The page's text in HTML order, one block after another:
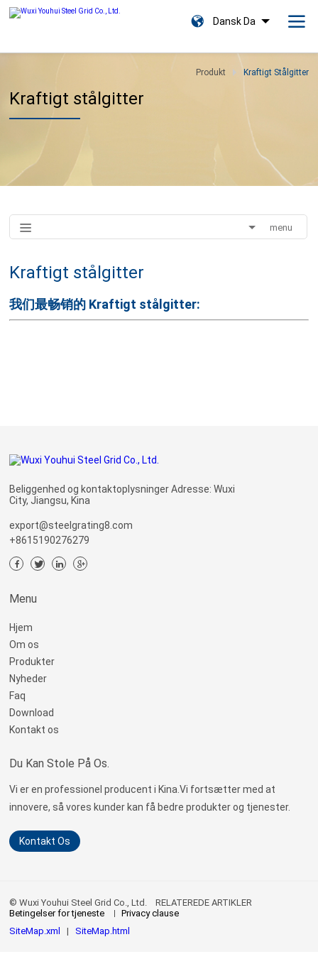
Dansk Da
Produkt Kraftigt Stålgitter
Kraftigt stålgitter
menu
Kraftigt stålgitter
我们最畅销的 Kraftigt stålgitter:
Beliggenhed og kontaktoplysninger Adresse: Wuxi
City, Jiangsu, Kina
export@steelgrating8.com
+8615190276279
Menu
Hjem
Om os
Produkter
Nyheder
Faq
Download
Kontakt os
Du Kan Stole På Os.
Vi er en professionel producent i Kina.Vi fortsætter med at
innovere, så vores kunder kan få bedre produkter og tjenester.
Kontakt Os
© Wuxi Youhui Steel Grid Co., Ltd.RELATEREDE ARTIKLER
Betingelser for tjeneste
Privacy clause
SiteMap.xml |SiteMap.html